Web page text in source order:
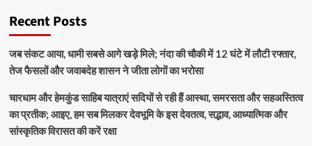
Recent Posts
जब संकट आया, धामी सबसे आगे खड़े मिले; नंदा की चौकी में 12 घंटे में लौटी रफ्तार,
तेज फैसलों और जवाबदेह शासन ने जीता लोगों का भरोसा
चारधाम और हेमकुंड साहिब यात्राएं सदियों से रही हैं आस्था, समरसता और सहअस्तित्व
का प्रतीक; आइए, हम सब मिलकर देवभूमि के इस देवतत्व, सद्भाव, आध्यात्मिक और
सांस्कृतिक विरासत की करें रक्षा